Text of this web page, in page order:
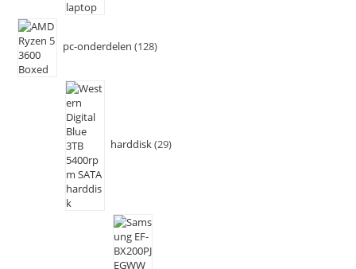
pc-onderdelen 128
harddisk 29